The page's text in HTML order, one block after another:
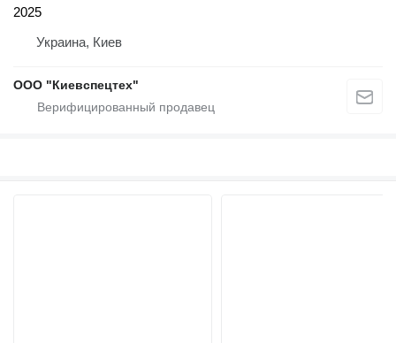
2025
Украина, Киев
ООО "Киевспецтех"